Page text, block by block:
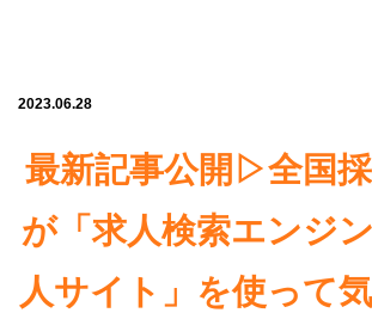
2023.06.28
最新記事公開▷全国
が「求人検索エンジ
人サイト」を使って